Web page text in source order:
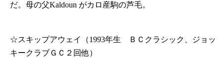
だ。母の父Kaldoun がカロ産駒の芦毛。
☆スキップアウェイ（1993年生 ＢＣクラシック、ジョッ
キークラブＧＣ２回他）